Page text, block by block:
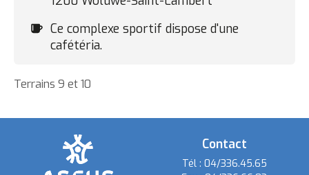
Cafétéria
Ce complexe sportif dispose d'une
cafétéria.
Terrains 9 et 10
Contact
Tél : 04/336.45.65